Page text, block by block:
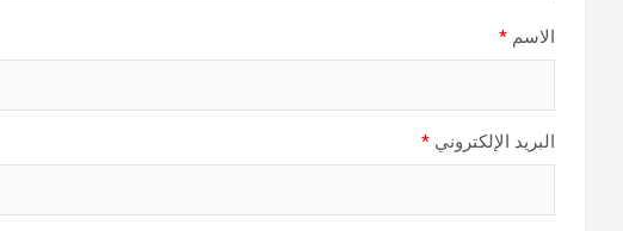
الاسم *
البريد الإلكتروني *